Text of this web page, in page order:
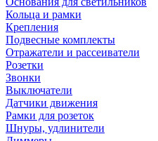
Кольца и рамки
Крепления
Подвесные комплекты
Отражатели и рассеиватели
Розетки
Звонки
Выключатели
Датчики движения
Рамки для розеток
Шнуры, удлинители